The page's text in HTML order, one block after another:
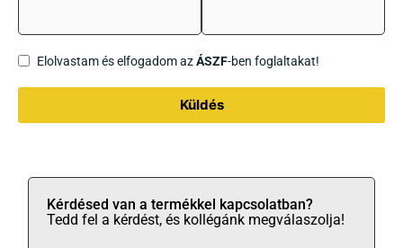
Elolvastam és elfogadom azÁSZF-ben foglaltakat!
Küldés
Kérdésed van a termékkel kapcsolatban?
Tedd fel a kérdést, és kollégánk megválaszolja!